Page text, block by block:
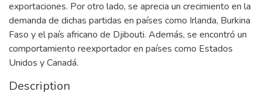
exportaciones. Por otro lado, se aprecia un crecimiento en la
demanda de dichas partidas en países como Irlanda, Burkina
Faso y el país africano de Djibouti. Además, se encontró un
comportamiento reexportador en países como Estados
Unidos y Canadá.
Description